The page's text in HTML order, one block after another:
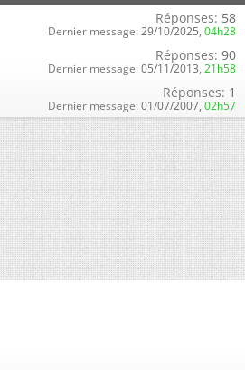
Réponses: 58
Dernier message: 29/10/2025, 04h28
Réponses: 90
Dernier message: 05/11/2013, 21h58
Réponses: 1
Dernier message: 01/07/2007, 02h57